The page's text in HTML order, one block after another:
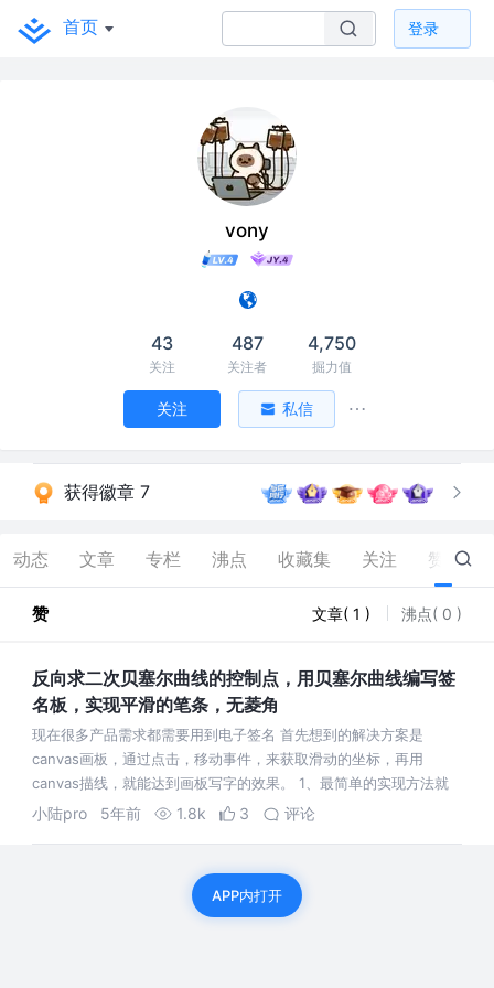
首页 登录
vony
43
关注
487
关注者
4,750
掘力值
关注 私信
获得徽章 7
动态 文章 专栏 沸点 收藏集 关注 赞 1
赞 文章( 1 ) 沸点( 0 )
反向求二次贝塞尔曲线的控制点，用贝塞尔曲线编写签
名板，实现平滑的笔条，无菱角
现在很多产品需求都需要用到电子签名 首先想到的解决方案是
canvas画板，通过点击，移动事件，来获取滑动的坐标，再用
canvas描线，就能达到画板写字的效果。 1、最简单的实现方法就
是用以下的接口 来
小陆pro 5年前 1.8k 3 评论
APP内打开